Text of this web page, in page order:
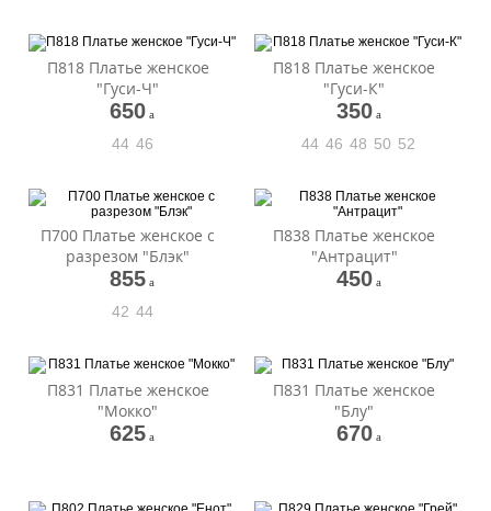
П818 Платье женское
"Гуси-Ч"
650 a
44 46
П818 Платье женское
"Гуси-К"
350 a
44 46 48 50 52
П700 Платье женское с
разрезом "Блэк"
855 a
42 44
П838 Платье женское
"Антрацит"
450 a
П831 Платье женское
"Мокко"
625 a
П831 Платье женское
"Блу"
670 a